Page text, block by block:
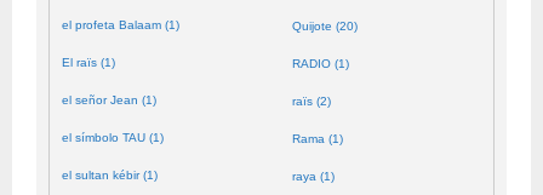
el profeta Balaam (1)
El raïs (1)
el señor Jean (1)
el símbolo TAU (1)
el sultan kébir (1)
Quijote (20)
RADIO (1)
raïs (2)
Rama (1)
raya (1)